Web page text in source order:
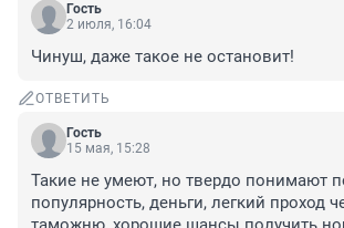
Гость
2 июля, 16:04
Чинуш, даже такое не остановит!
ОТВЕТИТЬ
Гость
15 мая, 15:28
Такие не умеют, но твердо понимают
популярность, деньги, легкий проход